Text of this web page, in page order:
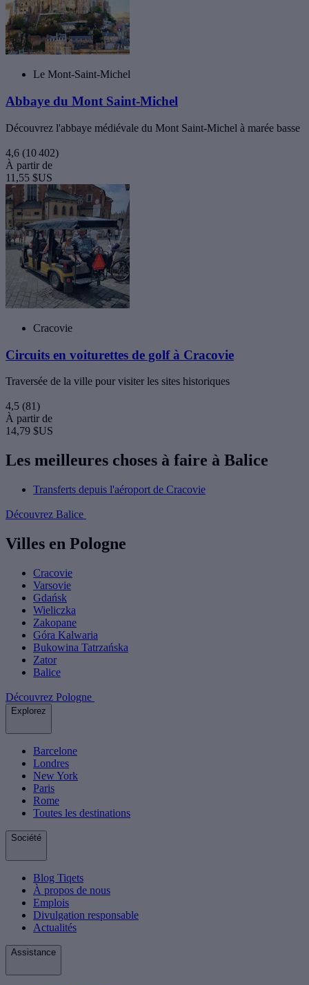
Le Mont-Saint-Michel
Abbaye du Mont Saint-Michel
Découvrez l'abbaye médiévale du Mont Saint-Michel à marée basse
4,6 (10 402)
À partir de
11,55 $US
Cracovie
Circuits en voiturettes de golf à Cracovie
Traversée de la ville pour visiter les sites historiques
4,5 (81)
À partir de
14,79 $US
Les meilleures choses à faire à Balice
Transferts depuis l'aéroport de Cracovie
Découvrez Balice
Villes en Pologne
Cracovie
Varsovie
Gdańsk
Wieliczka
Zakopane
Góra Kalwaria
Bukowina Tatrzańska
Zator
Balice
Découvrez Pologne
Explorez
Barcelone
Londres
New York
Paris
Rome
Toutes les destinations
Société
Blog Tiqets
À propos de nous
Emplois
Divulgation responsable
Actualités
Assistance